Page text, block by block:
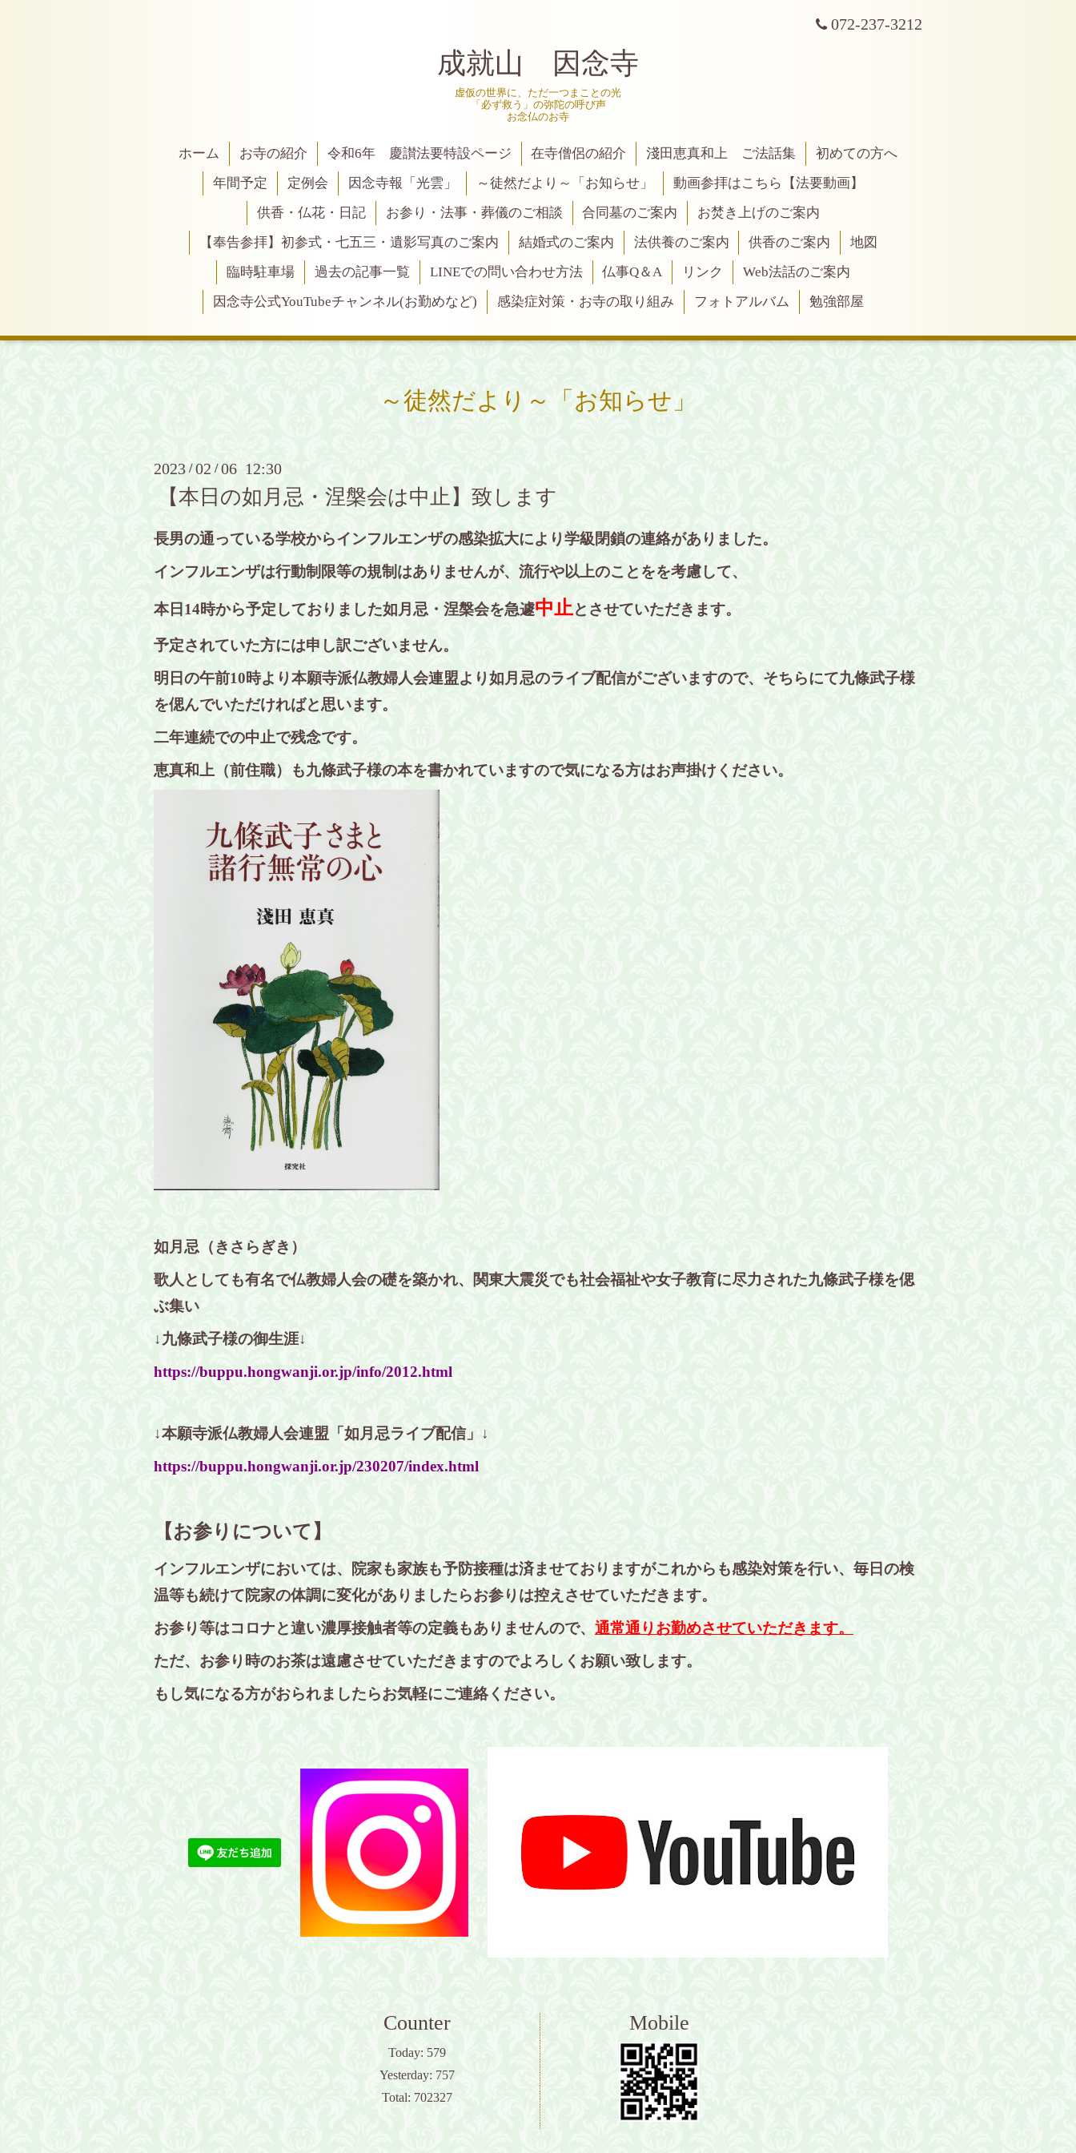
072-237-3212
成就山 因念寺
虚仮の世界に、ただ一つまことの光
「必ず救う」の弥陀の呼び声
お念仏のお寺
ホーム お寺の紹介 令和6年 慶讃法要特設ページ 在寺僧侶の紹介 淺田恵真和上 ご法話集
初めての方へ
年間予定
定例会 因念寺報「光雲」 ～徒然だより～「お知らせ」
動画参拝はこちら【法要動画】
供香・仏花・日記
お参り・法事・葬儀のご相談 合同墓のご案内
お焚き上げのご案内
【奉告参拝】初参式・七五三・遺影写真のご案内
結婚式のご案内 法供養のご案内 供香のご案内
地図
臨時駐車場
過去の記事一覧 LINEでの問い合わせ方法 仏事Q＆A リンク
Web法話のご案内
因念寺公式YouTubeチャンネル(お勤めなど)
感染症対策・お寺の取り組み フォトアルバム 勉強部屋
～徒然だより～「お知らせ」
2023 /02 /06 12:30
【本日の如月忌・涅槃会は中止】致します
長男の通っている学校からインフルエンザの感染拡大により学級閉鎖の連絡がありました。
インフルエンザは行動制限等の規制はありませんが、流行や以上のことをを考慮して、
本日14時から予定しておりました如月忌・涅槃会を急遽中止とさせていただきます。
予定されていた方には申し訳ございません。
明日の午前10時より本願寺派仏教婦人会連盟より如月忌のライブ配信がございますので、そちらにて九條武子様
を偲んでいただければと思います。
二年連続での中止で残念です。
恵真和上（前住職）も九條武子様の本を書かれていますので気になる方はお声掛けください。
如月忌（きさらぎき）
歌人としても有名で仏教婦人会の礎を築かれ、関東大震災でも社会福祉や女子教育に尽力された九條武子様を偲
ぶ集い
↓九條武子様の御生涯↓
https://buppu.hongwanji.or.jp/info/2012.html
↓本願寺派仏教婦人会連盟「如月忌ライブ配信」↓
https://buppu.hongwanji.or.jp/230207/index.html
【お参りについて】
インフルエンザにおいては、
院家も家族も予防接種は済ませておりますがこれからも感染対策を行い、毎日の検
温等も続けて院家の体調に変化がありましたらお参りは控えさせていただきます。
お参り等はコロナと違い濃厚接触者等の定義もありませんので、 通常通りお勤めさせていただきます。
ただ、お参り時のお茶は遠慮させていただきますのでよろしくお願い致します。
もし気になる方がおられましたらお気軽にご連絡ください。
Counter
Today: 579
Yesterday: 757
Total: 702327
Mobile